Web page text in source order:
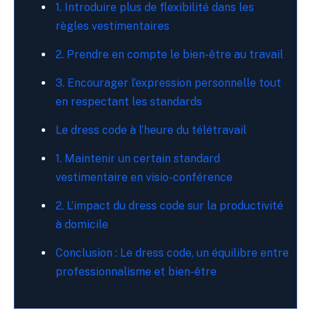
1. Introduire plus de flexibilité dans les
règles vestimentaires
2. Prendre en compte le bien-être au travail
3. Encourager l’expression personnelle tout
en respectant les standards
Le dress code à l’heure du télétravail
1. Maintenir un certain standard
vestimentaire en visio-conférence
2. L’impact du dress code sur la productivité
à domicile
Conclusion : Le dress code, un équilibre entre
professionnalisme et bien-être